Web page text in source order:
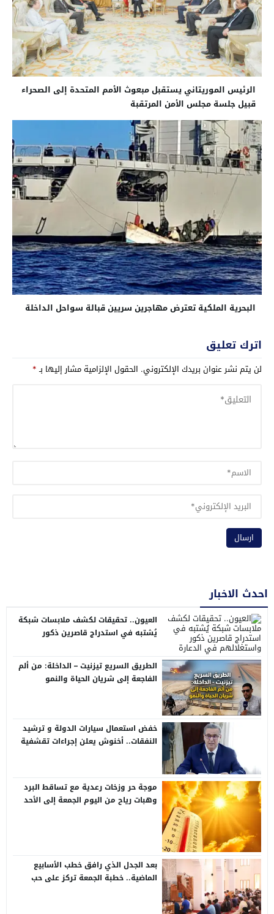
الرئيس الموريتاني يستقبل مبعوث الأمم المتحدة إلى الصحراء
قبيل جلسة مجلس الأمن المرتقبة
البحرية الملكية تعترض مهاجرين سريين قبالة سواحل الداخلة
اترك تعليق
لن يتم نشر عنوان بريدك الإلكتروني. الحقول الإلزامية مشار إليها بـ*
احدث الاخبار
العيون.. تحقيقات لكشف ملابسات شبكة
يُشتبه في استدراج قاصرين ذكور
الطريق السريع تيزنيت – الداخلة: من ألم
الفاجعة إلى شريان الحياة والنمو
خفض استعمال سيارات الدولة و ترشيد
النفقات.. أخنوش يعلن إجراءات تقشفية
موجة حر وزخات رعدية مع تساقط البرد
وهبات رياح من اليوم الجمعة إلى الأحد
بعد الجدل الذي رافق خطب الأسابيع
الماضية.. خطبة الجمعة تركز على حب